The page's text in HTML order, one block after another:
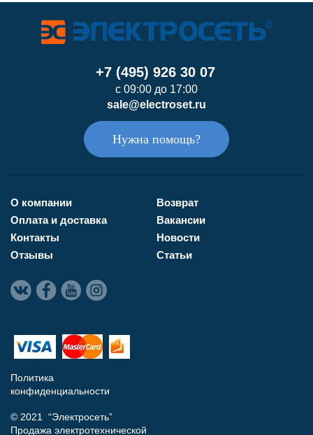
+7 (495) 926 30 07
с 09:00 до 17:00
sale@electroset.ru
Нужна помощь?
О компании
Оплата и доставка
Контакты
Отзывы
Возврат
Вакансии
Новости
Статьи
Политика
конфиденциальности
© 2021 “Электросеть”
Продажа электротехнической